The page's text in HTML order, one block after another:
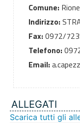
Comune:
Indirizzo:
Fax:0972/
Telefono:
Email:
ALLEGATI
Scarica tutti gli